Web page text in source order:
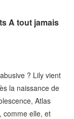
A tout jamais
? Lily vient
la naissance de
Atlas
comme elle, et